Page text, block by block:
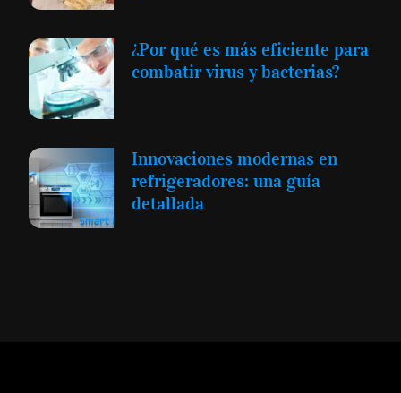
¿Por qué es más eficiente para
combatir virus y bacterias?
Innovaciones modernas en
refrigeradores: una guía
detallada